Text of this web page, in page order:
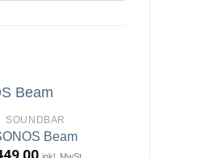
SOUNDBAR
Beam